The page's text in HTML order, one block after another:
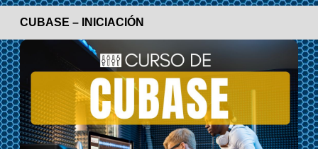
CUBASE – INICIACIÓN